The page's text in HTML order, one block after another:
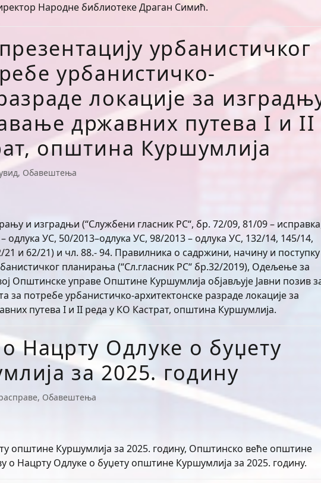
Народне библиотеке Драган Симић.
урбанистичког
урбанистичко-
локације за
државних путева I и II
општина Куршумлија
, Обавештења
и изградњи (“Службени гласник РС“, бр. 72/09, 81/09 –
одлука УС, 50/2013–одлука УС, 98/2013 – одлука УС, 132/14, 145/14,
и 62/21) и чл. 88.- 94. Правилника о садржини, начину и поступку
планирања (“Сл.гласник РС“ бр.32/2019), Одељење за
Општинске управе Општине Куршумлија објављује Јавни позив
за потребе урбанистичко-архитектонске разраде локације за
путева I и II реда у КО Кастрат, општина Куршумлија.
Нацрту Oдлуке о буџету
за 2025. годину
, Обавештења
општине Куршумлија за 2025. годину, Општинско веће општине
о Нацрту Одлуке о буџету општине Куршумлија за 2025. годину.